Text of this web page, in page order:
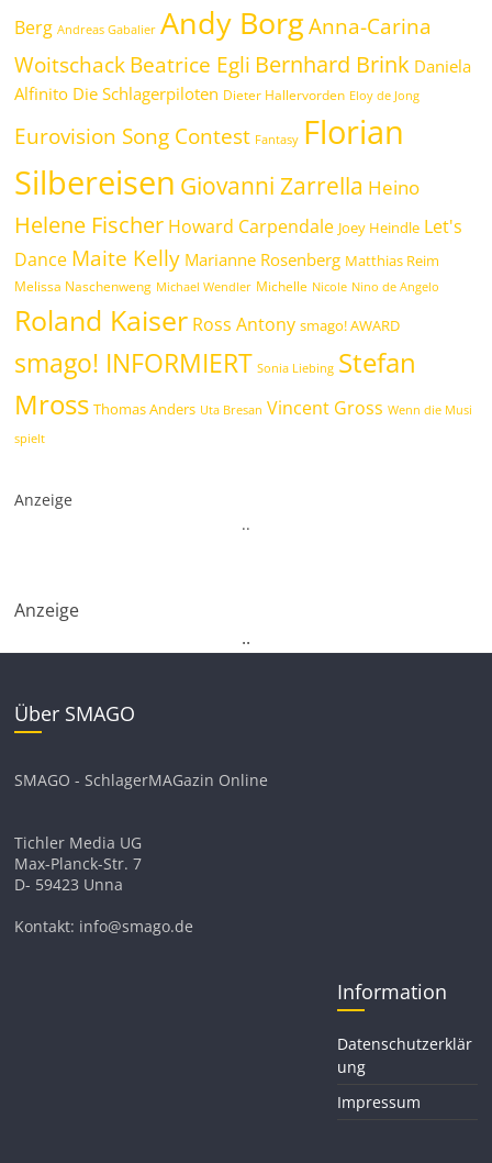
Berg Andreas Gabalier Andy Borg Anna-Carina
WoitschackBeatrice Egli Bernhard Brink Daniela
Alfinito Die Schlagerpiloten Dieter Hallervorden Eloy de Jong
Eurovision Song Contest Fantasy Florian
Silbereisen Giovanni Zarrella Heino
Helene Fischer Howard Carpendale Joey Heindle Let's
Dance Maite Kelly Marianne Rosenberg Matthias Reim
Melissa Naschenweng Michael Wendler Michelle Nicole Nino de Angelo
Roland Kaiser Ross Antony smago! AWARD
smago! INFORMIERT Sonia Liebing Stefan
Mross Thomas Anders Uta Bresan Vincent Gross Wenn die Musi
spielt
Anzeige
..
Anzeige
..
Über SMAGO
SMAGO - SchlagerMAGazin Online
Tichler Media UG
Max-Planck-Str. 7
D- 59423 Unna
Kontakt: info@smago.de
Information
Datenschutzerklär
ung
Impressum